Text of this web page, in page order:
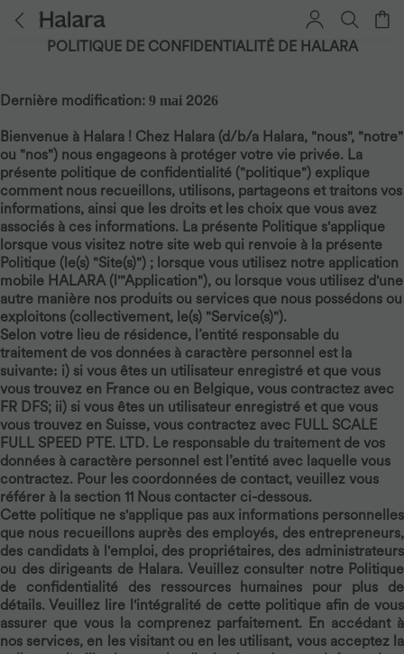
POLITIQUE DE CONFIDENTIALITÉ DE HALARA
Dernière modification: 9 mai 2026
Bienvenue à Halara ! Chez Halara (d/b/a Halara, "nous", "notre"
ou "nos") nous engageons à protéger votre vie privée. La
présente politique de confidentialité ("politique") explique
comment nous recueillons, utilisons, partageons et traitons vos
informations, ainsi que les droits et les choix que vous avez
associés à ces informations. La présente Politique s'applique
lorsque vous visitez notre site web qui renvoie à la présente
Politique (le(s) "Site(s)") ; lorsque vous utilisez notre application
mobile HALARA (l'"Application"), ou lorsque vous utilisez d'une
autre manière nos produits ou services que nous possédons ou
exploitons (collectivement, le(s) "Service(s)").
Selon votre lieu de résidence, l’entité responsable du
traitement de vos données à caractère personnel est la
suivante: i) si vous êtes un utilisateur enregistré et que vous
vous trouvez en France ou en Belgique, vous contractez avec
FR DFS; ii) si vous êtes un utilisateur enregistré et que vous
vous trouvez en Suisse, vous contractez avec FULL SCALE
FULL SPEED PTE. LTD. Le responsable du traitement de vos
données à caractère personnel est l’entité avec laquelle vous
contractez. Pour les coordonnées de contact, veuillez vous
référer à la section 11 Nous contacter ci-dessous.
Cette politique ne s'applique pas aux informations personnelles
que nous recueillons auprès des employés, des entrepreneurs,
des candidats à l'emploi, des propriétaires, des administrateurs
ou des dirigeants de Halara. Veuillez consulter notre Politique
de confidentialité des ressources humaines pour plus de
détails. Veuillez lire l'intégralité de cette politique afin de vous
assurer que vous la comprenez parfaitement. En accédant à
nos services, en les visitant ou en les utilisant, vous acceptez la